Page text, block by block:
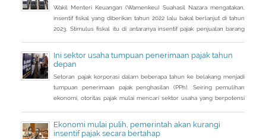
Wakil Menteri Keuangan (Wamenkeu) Suahasil Nazara mengatakan,
insentif fiskal yang diberikan tahun 2022 lalu bakal berlanjut di tahun
2023. Stimulus fiskal itu di antaranya insentif pajak penjualan barang
(PPN DTP) untuk sektor properti.
Ini sektor usaha tumpuan penerimaan pajak tahun
depan
Setoran pajak korporasi dalam beberapa tahun ke belakang menjadi
tumpuan penerimaan pajak penghasilan (PPh). Seiring pemulihan
ekonomi, otoritas pajak mulai mencari sektor usaha yang berpotensi
Ekonomi mulai pulih, pemerintah akan kurangi
insentif pajak secara bertahap